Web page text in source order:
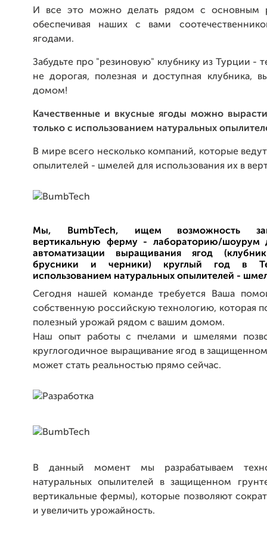
И все это можно делать рядом с основным
обеспечивая наших с вами
ягодами.
Забудьте про "резиновую" клубнику из Турции -
не дорогая, полезная и доступная клубника,
домом!
Качественные и вкусные ягоды можно
только с использованием натуральных
В мире всего несколько компаний, которые
опылителей - шмелей для использования их в
Мы, BumbTech, ищем возможность
вертикальную ферму - лабораторию/шоурум
автоматизации выращивания ягод
брусники и черники) круглый год в
использованием натуральных опылителей -
Сегодня нашей команде требуется Ваша
собственную российскую технологию, которая
полезный урожай рядом с вашим домом.
Наш опыт работы с пчелами и шмелями
круглогодичное выращивание ягод в
может стать реальностью прямо сейчас.
В данный момент мы разрабатываем
натуральных опылителей в защищенном
вертикальные фермы), которые позволяют
и увеличить урожайность.